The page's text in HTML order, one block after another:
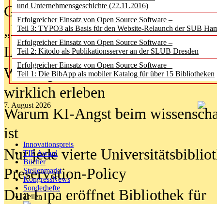
und Unternehmensgeschichte (22.11.2016)
Erfolgreicher Einsatz von Open Source Software –
Teil 3: TYPO3 als Basis für den Website-Relaunch der SUB
Erfolgreicher Einsatz von Open Source Software –
Teil 2: Kitodo als Publikationsserver an der SLUB Dresden
Erfolgreicher Einsatz von Open Source Software –
Teil 1: Die BibApp als mobiler Katalog für über 15 Bibliotheken
7. August 2026
Innovationspreis
TIP Award
Bücher
Stellenmarkt
KongressNews
Sonderhefte
Teilen
Geisterjagd-Ausrüstung in der
„Library of Things“ unterwegs
Lesen als Infrastrukturaufgabe
Wie Jugendliche Social Media
wirklich erleben
Warum KI-Angst beim
ist
Nur jede vierte
Preservation-Policy
Dua Lipa eröffnet Bibliothek für